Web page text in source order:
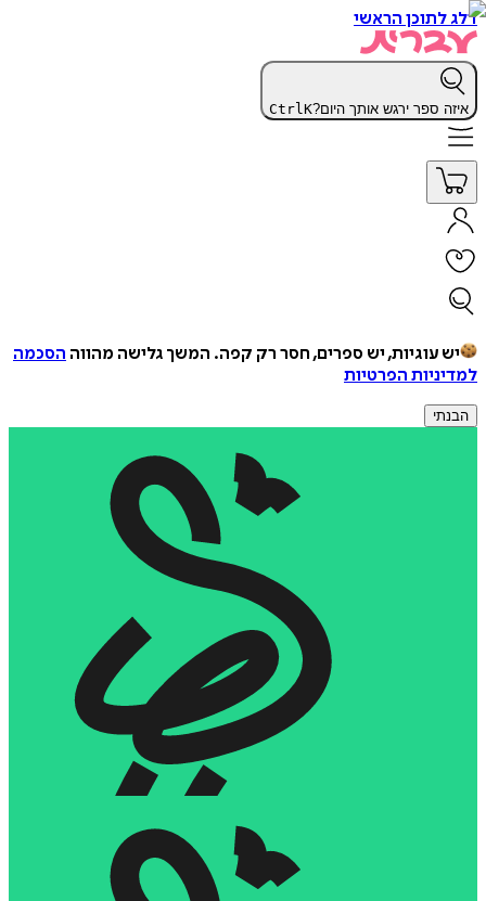
דלג לתוכן הראשי
איזה ספר ירגש אותך היום? CtrlK
יש עוגיות, יש ספרים, חסר רק קפה. המשך גלישה מהווה הסכמה
למדיניות הפרטיות
הבנתי